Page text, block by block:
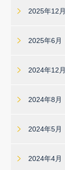
2025年12月
2025年6月
2024年12月
2024年8月
2024年5月
2024年4月